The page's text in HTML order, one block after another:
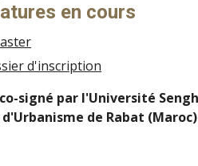
en cours
d'inscription
signé par l'Université
de Rabat (Maroc)